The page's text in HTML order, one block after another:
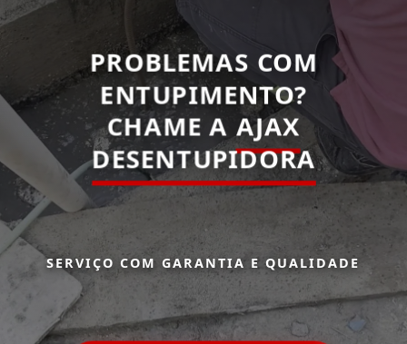
PROBLEMAS COM
ENTUPIMENTO?
CHAME A AJAX
DESENTUPIDORA
SERVIÇO COM GARANTIA E QUALIDADE